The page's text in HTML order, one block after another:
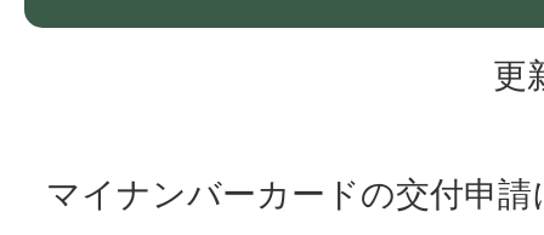
更
マイナンバーカードの交付申